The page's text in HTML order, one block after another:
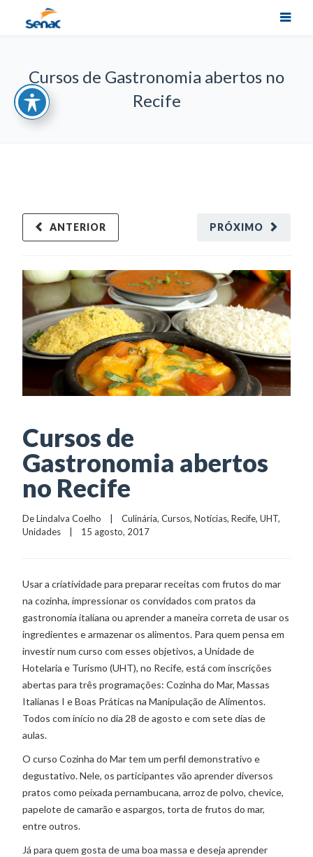
Cursos de Gastronomia abertos no
Recife
PRÓXIMO
ANTERIOR
Cursos de
Gastronomia abertos
no Recife
De Lindalva Coelho
    |
Culinária, Cursos, Notícias, Recife, UHT
Unidades
    |    15 agosto, 2017
Usar a criatividade para preparar receitas com frutos do mar
na cozinha, impressionar os convidados com pratos da
gastronomia italiana ou aprender a maneira correta de usar os
ingredientes e armazenar os alimentos. Para quem pensa em
investir num curso com esses objetivos, a Unidade de
Hotelaria e Turismo (UHT), no Recife, está com inscrições
abertas para três programações: Cozinha do Mar, Massas
Italianas I e Boas Práticas na Manipulação de Alimentos.
Todos com início no dia 28 de agosto e com sete dias de
aulas.
O curso Cozinha do Mar tem um perfil demonstrativo e
degustativo. Nele, os participantes vão aprender diversos
pratos como peixada pernambucana, arroz de polvo, chevice,
papelote de camarão e aspargos, torta de frutos do mar,
entre outros.
Já para quem gosta de uma boa massa e deseja aprender